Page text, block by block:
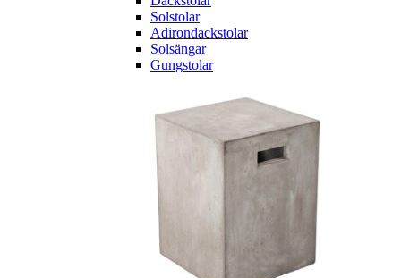
Solstolar
Adirondackstolar
Solsängar
Gungstolar